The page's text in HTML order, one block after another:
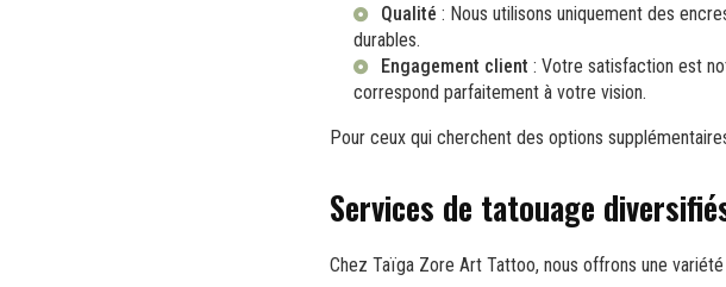
Qualité : Nous utilisons uniquement des
durables.
Engagement client : Votre satisfaction est
correspond parfaitement à votre vision.
Pour ceux qui cherchent des options
Services de tatouage
Chez Taïga Zore Art Tattoo, nous offrons une